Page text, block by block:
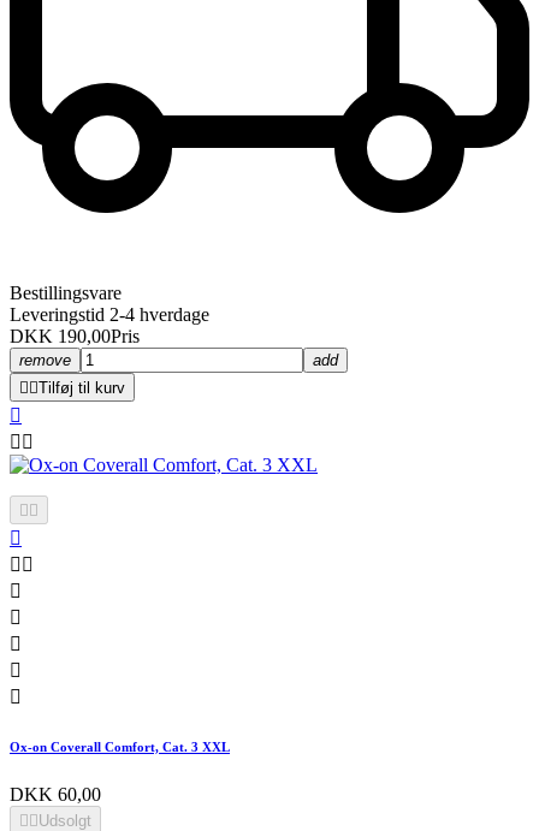
Bestillingsvare
Leveringstid 2-4 hverdage
DKK 190,00Pris
remove
add
Tilføj til kurv

 


 





Ox-on Coverall Comfort, Cat. 3 XXL
DKK 60,00
Udsolgt